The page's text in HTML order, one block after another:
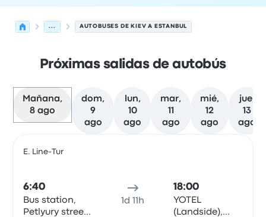
... AUTOBUSES DE KIEV A ESTANBUL
Próximas salidas de autobús
Mañana,
8 ago
dom,
9
ago
lun,
10
ago
mar,
11
ago
mié,
12
ago
jue,
13
ago
E. Line-Tur
6:40
Bus station,
Petlyury street,
1d 11h
18:00
YOTEL
(Landside),